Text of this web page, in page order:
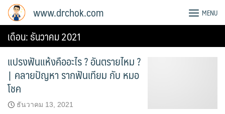
Skip
www.drchok.com MENU
เดือน:ธันวาคม 2021
แปรงฟันแห้งคืออะไร ? อันตรายไหม ?
| คลายปัญหา รากฟันเทียม กับ หมอ
โชค
ธันวาคม 13, 2021